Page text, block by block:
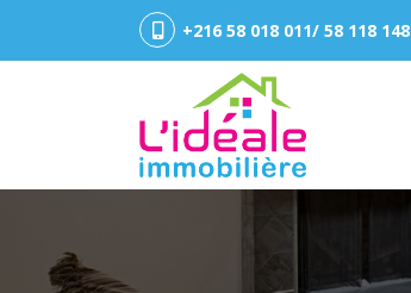
+216 58 018 011/ 58 118 148